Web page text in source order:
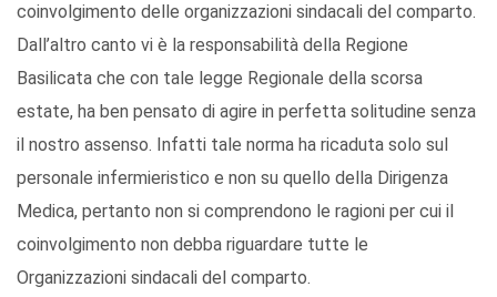
coinvolgimento delle organizzazioni sindacali del comparto.
Dall’altro canto vi è la responsabilità della Regione
Basilicata che con tale legge Regionale della scorsa
estate, ha ben pensato di agire in perfetta solitudine senza
il nostro assenso. Infatti tale norma ha ricaduta solo sul
personale infermieristico e non su quello della Dirigenza
Medica, pertanto non si comprendono le ragioni per cui il
coinvolgimento non debba riguardare tutte le
Organizzazioni sindacali del comparto.